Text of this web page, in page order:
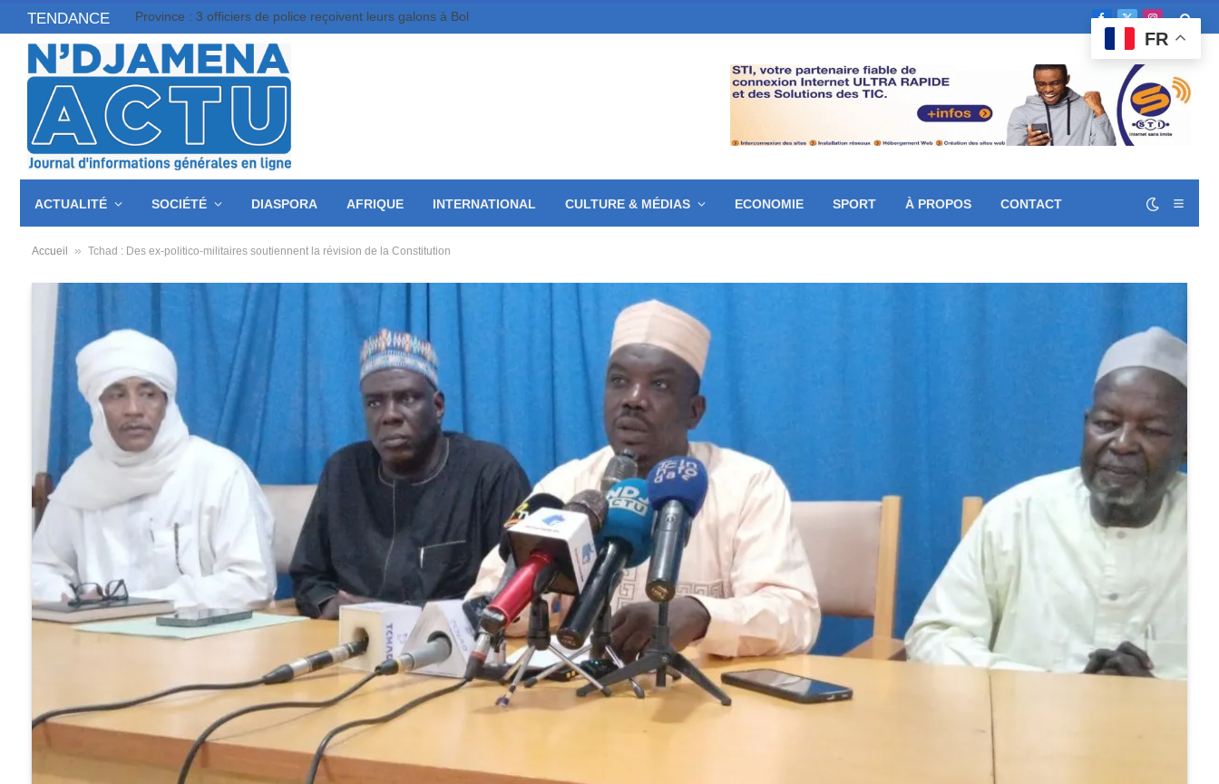
TENDANCE Province : 3 officiers de police reçoivent leurs galons à Bol
Facebook
X
(Twitter)
ACTUALITÉ SOCIÉTÉ DIASPORA AFRIQUE INTERNATIONAL CULTURE & MÉDIAS ECONOMIE SPORT À PROPOS CONTACT
Accueil » Tchad : Des ex-politico-militaires soutiennent la révision de la Constitution
FR